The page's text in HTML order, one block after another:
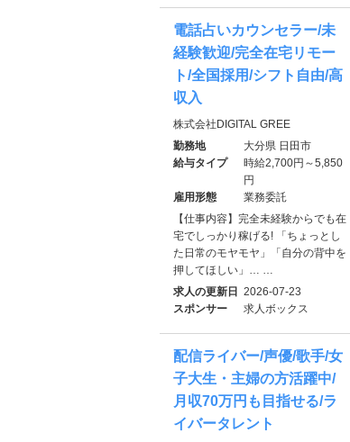
電話占いカウンセラー/未
経験歓迎/完全在宅リモー
ト/全国採用/シフト自由/高
収入
株式会社DIGITAL GREE
勤務地
大分県 日田市
給与タイプ
時給2,700円～5,850
円
雇用形態
業務委託
【仕事内容】完全未経験からでも在
宅でしっかり稼げる! 「ちょっとし
た日常のモヤモヤ」「自分の背中を
押してほしい」… …
求人の更新日 2026-07-23
スポンサー
求人ボックス
配信ライバー/声優/歌手/女
子大生・主婦の方活躍中/
月収70万円も目指せる/ラ
イバータレント